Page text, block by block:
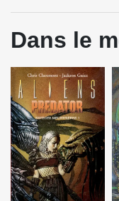
Dans le